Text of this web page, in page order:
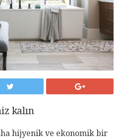
kalın
hijyenik ve ekonomik bir